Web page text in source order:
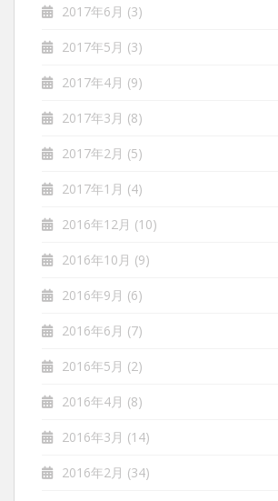
2017年6月 (3)
2017年5月 (3)
2017年4月 (9)
2017年3月 (8)
2017年2月 (5)
2017年1月 (4)
2016年12月 (10)
2016年10月 (9)
2016年9月 (6)
2016年6月 (7)
2016年5月 (2)
2016年4月 (8)
2016年3月 (14)
2016年2月 (34)